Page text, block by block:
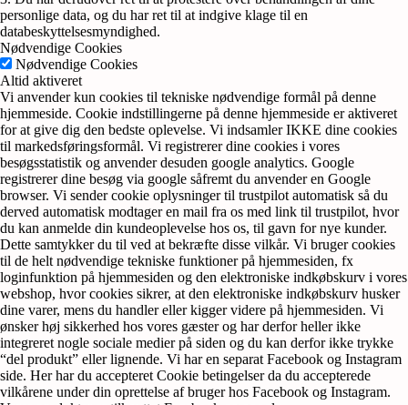
personlige data, og du har ret til at indgive klage til en
databeskyttelsesmyndighed.
Nødvendige Cookies
Nødvendige Cookies
Altid aktiveret
Vi anvender kun cookies til tekniske nødvendige formål på denne
hjemmeside. Cookie indstillingerne på denne hjemmeside er aktiveret
for at give dig den bedste oplevelse. Vi indsamler IKKE dine cookies
til markedsføringsformål. Vi registrerer dine cookies i vores
besøgsstatistik og anvender desuden google analytics. Google
registrerer dine besøg via google såfremt du anvender en Google
browser. Vi sender cookie oplysninger til trustpilot automatisk så du
derved automatisk modtager en mail fra os med link til trustpilot, hvor
du kan anmelde din kundeoplevelse hos os, til gavn for nye kunder.
Dette samtykker du til ved at bekræfte disse vilkår. Vi bruger cookies
til de helt nødvendige tekniske funktioner på hjemmesiden, fx
loginfunktion på hjemmesiden og den elektroniske indkøbskurv i vores
webshop, hvor cookies sikrer, at den elektroniske indkøbskurv husker
dine varer, mens du handler eller kigger videre på hjemmesiden. Vi
ønsker høj sikkerhed hos vores gæster og har derfor heller ikke
integreret nogle sociale medier på siden og du kan derfor ikke trykke
“del produkt” eller lignende. Vi har en separat Facebook og Instagram
side. Her har du accepteret Cookie betingelser da du accepterede
vilkårene under din oprettelse af bruger hos Facebook og Instagram.